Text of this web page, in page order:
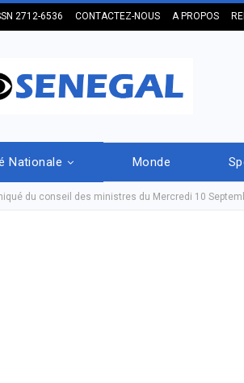
2712-6536 CONTACTEZ-NOUS A PROPOS
Nationale Monde
du conseil des ministres du Mercredi 10